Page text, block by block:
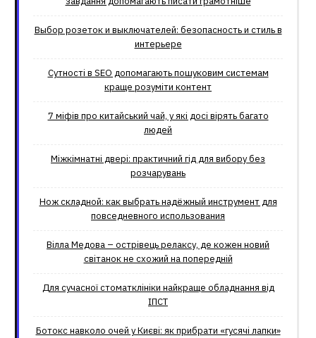
Выбор розеток и выключателей: безопасность и стиль в
интерьере
Сутності в SEO допомагають пошуковим системам
краще розуміти контент
7 міфів про китайський чай, у які досі вірять багато
людей
Міжкімнатні двері: практичний гід для вибору без
розчарувань
Нож складной: как выбрать надёжный инструмент для
повседневного использования
Вілла Медова – острівець релаксу, де кожен новий
світанок не схожий на попередній
Для сучасної стоматклініки найкраще обладнання від
ІПСТ
Ботокс навколо очей у Києві: як прибрати «гусячі лапки»